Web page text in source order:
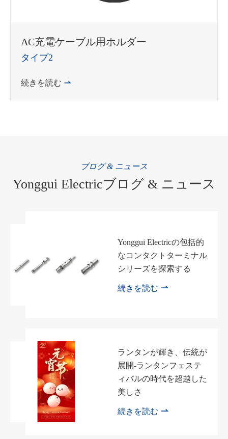
AC充電ケーブル用ホルダー
タイプ2
続きを読む 
ブログ & ニュース
Yonggui Electricブログ & ニュース
Yonggui Electricの包括的
なコンタクトターミナル
シリーズを探索する
続きを読む 
ランタンが輝き、伝統が
展開-ランタンフェステ
ィバルの時代を超越した
美しさ
続きを読む 